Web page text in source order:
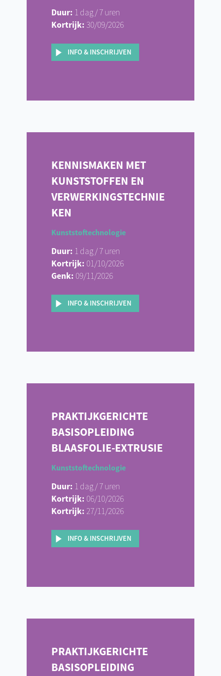
Duur: 1 dag / 7 uren
Kortrijk: 30/09/2026
INFO & INSCHRIJVEN
KENNISMAKEN MET
KUNSTSTOFFEN EN
VERWERKINGSTECHNIE
KEN
Kunststoftechnologie
Duur: 1 dag / 7 uren
Kortrijk: 01/10/2026
Genk: 09/11/2026
INFO & INSCHRIJVEN
PRAKTIJKGERICHTE
BASISOPLEIDING
BLAASFOLIE-EXTRUSIE
Kunststoftechnologie
Duur: 1 dag / 7 uren
Kortrijk: 06/10/2026
Kortrijk: 27/11/2026
INFO & INSCHRIJVEN
PRAKTIJKGERICHTE
BASISOPLEIDING